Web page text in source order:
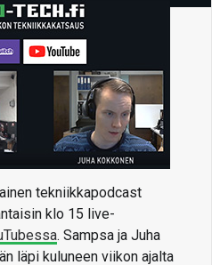
tekniikkapodcast
klo 15 live-
. Sampsa ja Juha
läpi kuluneen viikon ajalta